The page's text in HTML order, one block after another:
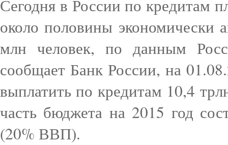
Сегодня в России по кредитам
около половины экономически
млн человек, по данным
сообщает Банк России, на
выплатить по кредитам 10,4
часть бюджета на 2015 год
(20% ВВП).